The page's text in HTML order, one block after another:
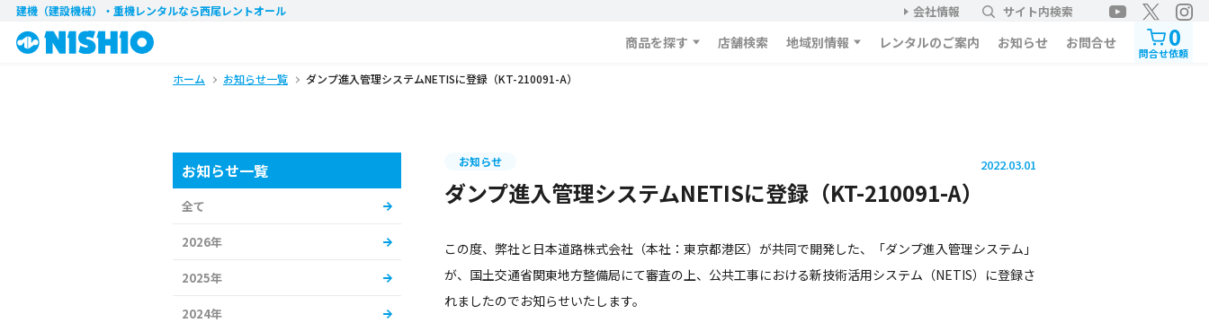
建機（建設機械）・重機レンタルなら西尾レントオール 会社情報 サイト内検索
商品を探す 店舗検索 地域別情報 レンタルのご案内 お知らせ お問合せ 0
問合せ依頼
ホーム お知らせ一覧 ダンプ進入管理システムNETISに登録（KT-210091-A）
お知らせ 2022.03.01
ダンプ進入管理システムNETISに登録（KT-210091-A）
この度、弊社と日本道路株式会社（本社：東京都港区）が共同で開発した、「ダンプ進入管理システム」
が、国土交通省関東地方整備局にて審査の上、公共工事における新技術活用システム（NETIS）に登録さ
れましたのでお知らせいたします。
お知らせ一覧
全て
2026年
2025年
2024年